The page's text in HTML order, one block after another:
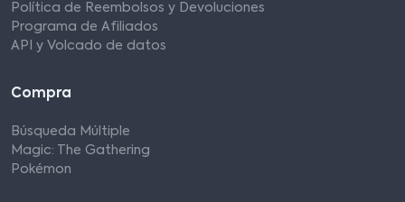
Política de Reembolsos y Devoluciones
Programa de Afiliados
API y Volcado de datos
Compra
Búsqueda Múltiple
Magic: The Gathering
Pokémon